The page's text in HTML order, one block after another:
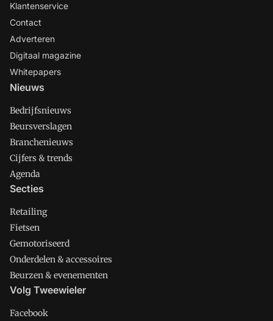
Klantenservice
Contact
Adverteren
Digitaal magazine
Whitepapers
Nieuws
Bedrijfsnieuws
Beursverslagen
Branchenieuws
Cijfers & trends
Agenda
Secties
Retailing
Fietsen
Gemotoriseerd
Onderdelen & accessoires
Beurzen & evenementen
Volg Tweewieler
Facebook